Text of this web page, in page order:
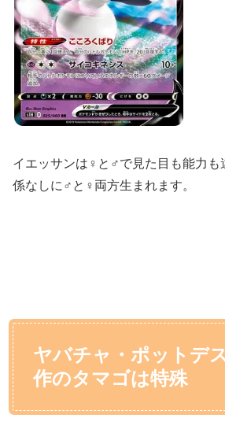
イエッサンは♀と♂で見た目も能力も
係なしに♂と♀両方生まれます。
ヤバチャ・ポットデ
作のタマゴは特殊